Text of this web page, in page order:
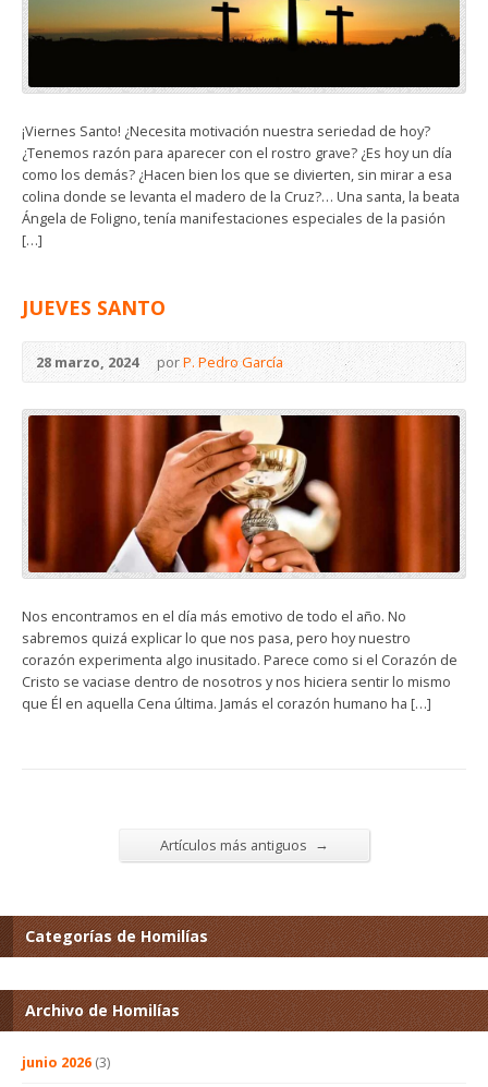
¡Viernes Santo! ¿Necesita motivación nuestra seriedad de hoy?
¿Tenemos razón para aparecer con el rostro grave? ¿Es hoy un día
como los demás? ¿Hacen bien los que se divierten, sin mirar a esa
colina donde se levanta el madero de la Cruz?… Una santa, la beata
Ángela de Foligno, tenía manifestaciones especiales de la pasión
[…]
JUEVES SANTO
28 marzo, 2024 porP. Pedro García
Nos encontramos en el día más emotivo de todo el año. No
sabremos quizá explicar lo que nos pasa, pero hoy nuestro
corazón experimenta algo inusitado. Parece como si el Corazón de
Cristo se vaciase dentro de nosotros y nos hiciera sentir lo mismo
que Él en aquella Cena última. Jamás el corazón humano ha […]
Artículos más antiguos →
Categorías de Homilías
Archivo de Homilías
junio 2026 (3)